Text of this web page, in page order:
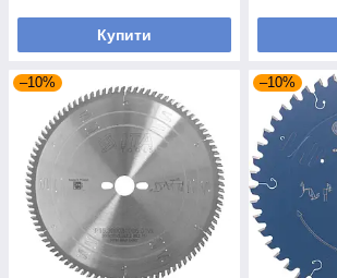
Купити
–10% –10%